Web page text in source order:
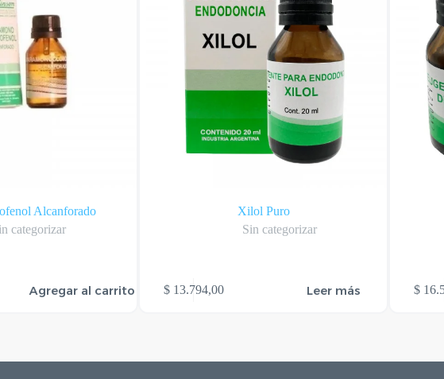
Alcanforado
categorizar
Agregar al carrito
Xilol Puro
Sin categorizar
$13.794,00 Leer más $